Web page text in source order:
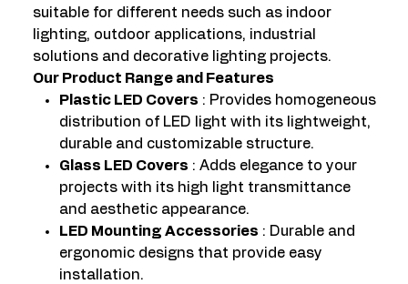
suitable for different needs such as indoor
lighting, outdoor applications, industrial
solutions and decorative lighting projects.
Our Product Range and Features
Plastic LED Covers : Provides homogeneous
distribution of LED light with its lightweight,
durable and customizable structure.
Glass LED Covers : Adds elegance to your
projects with its high light transmittance
and aesthetic appearance.
LED Mounting Accessories : Durable and
ergonomic designs that provide easy
installation.